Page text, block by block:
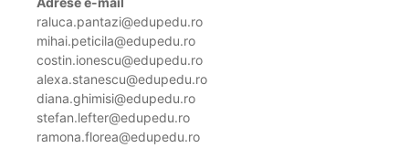
raluca.pantazi@edupedu.ro
mihai.peticila@edupedu.ro
costin.ionescu@edupedu.ro
alexa.stanescu@edupedu.ro
diana.ghimisi@edupedu.ro
stefan.lefter@edupedu.ro
ramona.florea@edupedu.ro